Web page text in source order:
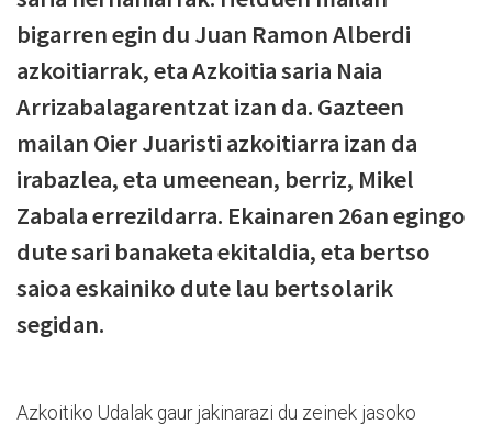
bigarren egin du Juan Ramon Alberdi
azkoitiarrak, eta Azkoitia saria Naia
Arrizabalagarentzat izan da. Gazteen
mailan Oier Juaristi azkoitiarra izan da
irabazlea, eta umeenean, berriz, Mikel
Zabala errezildarra. Ekainaren 26an egingo
dute sari banaketa ekitaldia, eta bertso
saioa eskainiko dute lau bertsolarik
segidan.
Azkoitiko Udalak gaur jakinarazi du zeinek jasoko